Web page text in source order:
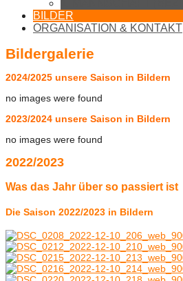
BILDER
ORGANISATION & KONTAKT
Bildergalerie
2024/2025 unsere Saison in Bildern
no images were found
2023/2024 unsere Saison in Bildern
no images were found
2022/2023
Was das Jahr über so passiert ist
Die Saison 2022/2023 in Bildern